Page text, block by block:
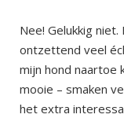
Nee! Gelukkig
ontzettend veel
mijn hond naartoe
mooie – smaken
het extra